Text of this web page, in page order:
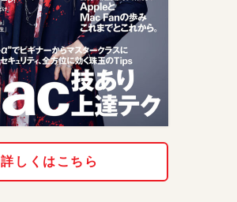
詳しくはこちら